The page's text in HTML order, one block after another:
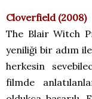
Cloverfield (2008)
The Blair Witch
yeniliği bir adım
herkesin
filmde